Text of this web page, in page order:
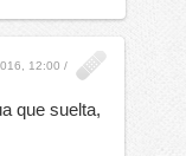
12:00 /
que suelta,